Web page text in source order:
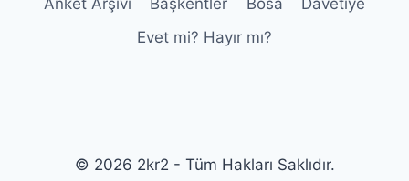
Anket Arşivi Başkentler Bosa
Davetiye
Evet mi? Hayır mı?
© 2026 2kr2 - Tüm Hakları Saklıdır.